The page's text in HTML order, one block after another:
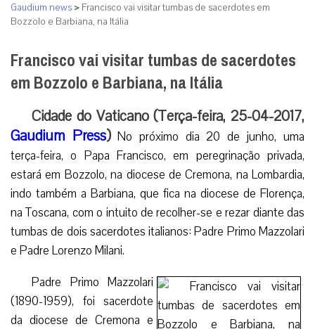
Gaudium news > Francisco vai visitar tumbas de sacerdotes em
Bozzolo e Barbiana, na Itália
Francisco vai visitar tumbas de sacerdotes
em Bozzolo e Barbiana, na Itália
Cidade do Vaticano (Terça-feira, 25-04-2017,
Gaudium Press)No próximo dia 20 de junho, uma
terça-feira, o Papa Francisco, em peregrinação privada,
estará em Bozzolo, na diocese de Cremona, na Lombardia,
indo também a Barbiana, que fica na diocese de Florença,
na Toscana, com o intuito de recolher-se e rezar diante das
tumbas de dois sacerdotes italianos: Padre Primo Mazzolari
e Padre Lorenzo Milani.
Padre Primo Mazzolari
(1890-1959), foi sacerdote
da diocese de Cremona e